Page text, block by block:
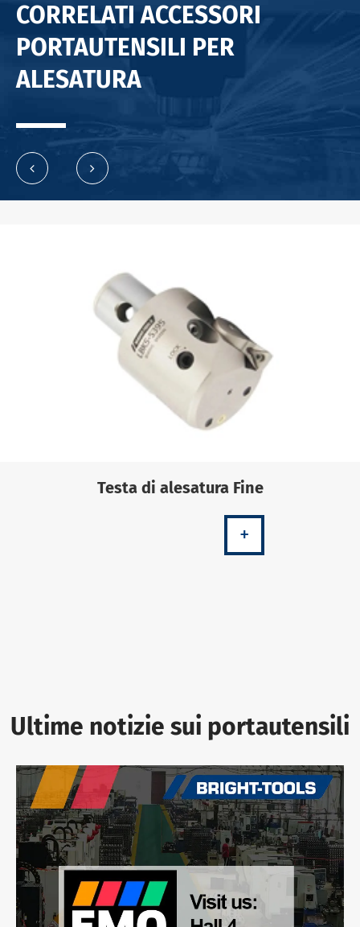
CORRELATI ACCESSORI
PORTAUTENSILI PER
ALESATURA
Testa di alesatura Fine
+
Ultime notizie sui portautensili